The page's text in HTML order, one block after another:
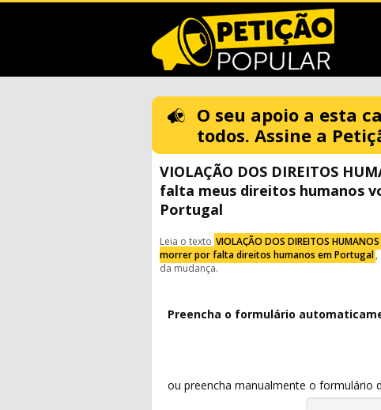
O seu apoio a esta
todos. Assine a
VIOLAÇÃO DOS DIREITOS
falta meus direitos humanos
Portugal
Leia o texto VIOLAÇÃO DOS DIREITOS
morrer por falta direitos humanos em Portugal
da mudança.
Preencha o formulário
ou preencha manualmente o formulário